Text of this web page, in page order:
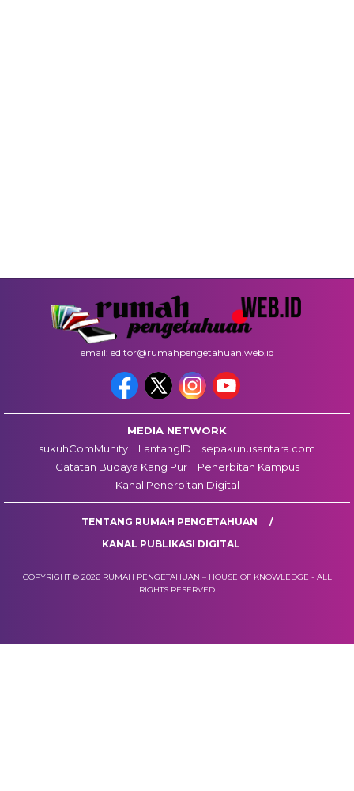
email: editor@rumahpengetahuan.web.id
MEDIA NETWORK
sukuhComMunity
LantangID
sepakunusantara.com
Catatan Budaya Kang Pur
Penerbitan Kampus
Kanal Penerbitan Digital
TENTANG RUMAH PENGETAHUAN
KANAL PUBLIKASI DIGITAL
COPYRIGHT © 2026 RUMAH PENGETAHUAN – HOUSE OF KNOWLEDGE - ALL
RIGHTS RESERVED